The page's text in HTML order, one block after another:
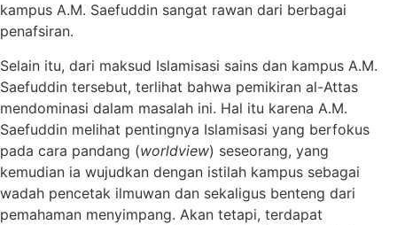
kampus A.M. Saefuddin sangat rawan dari berbagai
penafsiran.
Selain itu, dari maksud Islamisasi sains dan kampus A.M.
Saefuddin tersebut, terlihat bahwa pemikiran al-Attas
mendominasi dalam masalah ini. Hal itu karena A.M.
Saefuddin melihat pentingnya Islamisasi yang berfokus
pada cara pandang (worldview) seseorang, yang
kemudian ia wujudkan dengan istilah kampus sebagai
wadah pencetak ilmuwan dan sekaligus benteng dari
pemahaman menyimpang. Akan tetapi, terdapat